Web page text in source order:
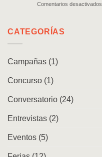
Comentarios desactivados
CATEGORÍAS
Campañas (1)
Concurso (1)
Conversatorio (24)
Entrevistas (2)
Eventos (5)